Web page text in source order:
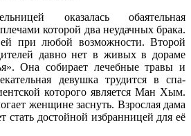
оказалась обаятельная
которой два неудачных брака.
при любой возможности. Второй
давно нет в живых в дораме
Она собирает лечебные травы и
девушка трудится в спа-
которого является Ман Хым.
женщине заснуть. Взрослая дама
стать достойной избранницей для её